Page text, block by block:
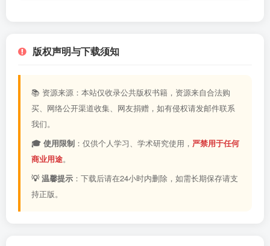
版权声明与下载须知
📚 资源来源：本站仅收录公共版权书籍，资源来自合法购
买、网络公开渠道收集、网友捐赠，如有侵权请发邮件联系
我们。
🎓 使用限制 ：仅供个人学习、学术研究使用， 严禁用于任何
商业用途。
💡 温馨提示 ：下载后请在24小时内删除，如需长期保存请支
持正版。